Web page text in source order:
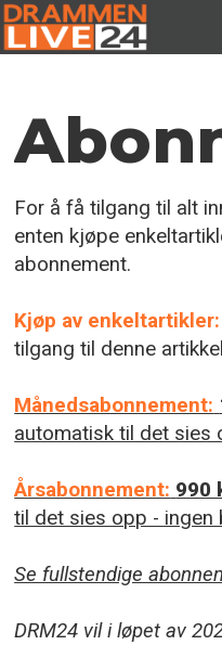
For å få tilgang til alt
enten kjøpe
abonnement.
Kjøp av enkeltartikler:
tilgang til denne
Månedsabonnement:
automatisk til det sies
Årsabonnement: 990
til det sies opp - ingen
Se fullstendige
DRM24 vil i løpet av